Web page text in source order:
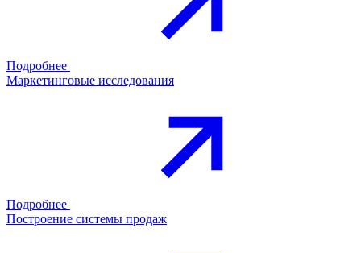
Подробнее
Маркетинговые исследования
Подробнее
Построение системы продаж